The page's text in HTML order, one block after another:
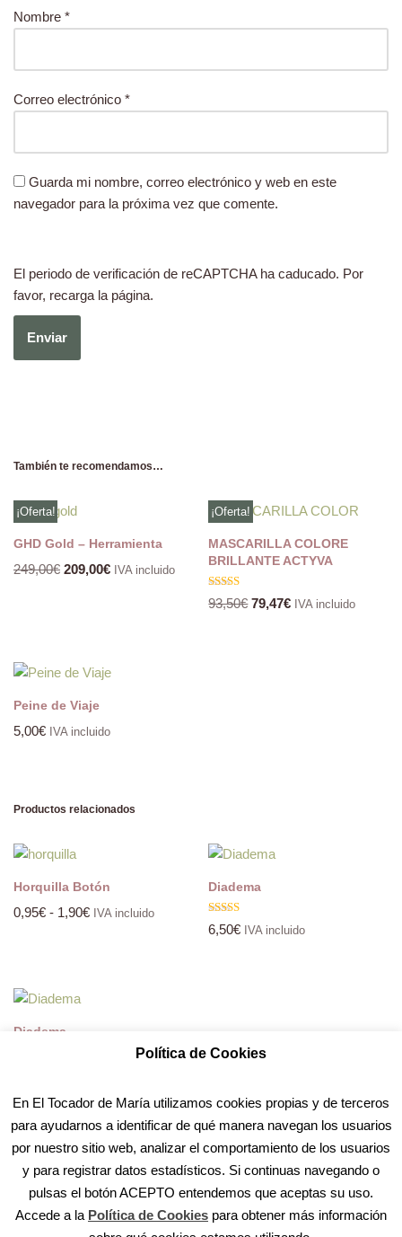
Nombre *
Correo electrónico *
Guarda mi nombre, correo electrónico y web en este
navegador para la próxima vez que comente.
El periodo de verificación de reCAPTCHA ha caducado. Por
favor, recarga la página.
También te recomendamos…
¡Oferta!
GHD Gold – Herramienta
249,00€ 209,00€ IVA incluido
¡Oferta!
MASCARILLA COLORE
BRILLANTE ACTYVA
Valorado
con
93,50€ 79,47€ IVA incluido
Peine de Viaje
5,00€ IVA incluido
Productos relacionados
Horquilla Botón
0,95€ - 1,90€ IVA incluido
Diadema
Valorado
con
6,50€ IVA incluido
Diadema
Política de Cookies
En El Tocador de María utilizamos cookies propias y de terceros
para ayudarnos a identificar de qué manera navegan los usuarios
por nuestro sitio web, analizar el comportamiento de los usuarios
y para registrar datos estadísticos. Si continuas navegando o
pulsas el botón ACEPTO entendemos que aceptas su uso.
Accede a la Política de Cookies para obtener más información